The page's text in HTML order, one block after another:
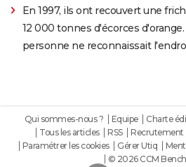
En 1997, ils ont recouvert une
12 000 tonnes d'écorces d'orange.
personne ne reconnaissait
Qui sommes-nous ? Equipe Charte
Tous les articles
RSS Recrutement
Paramétrer les cookies
Gérer Utiq
© 2026 CCM